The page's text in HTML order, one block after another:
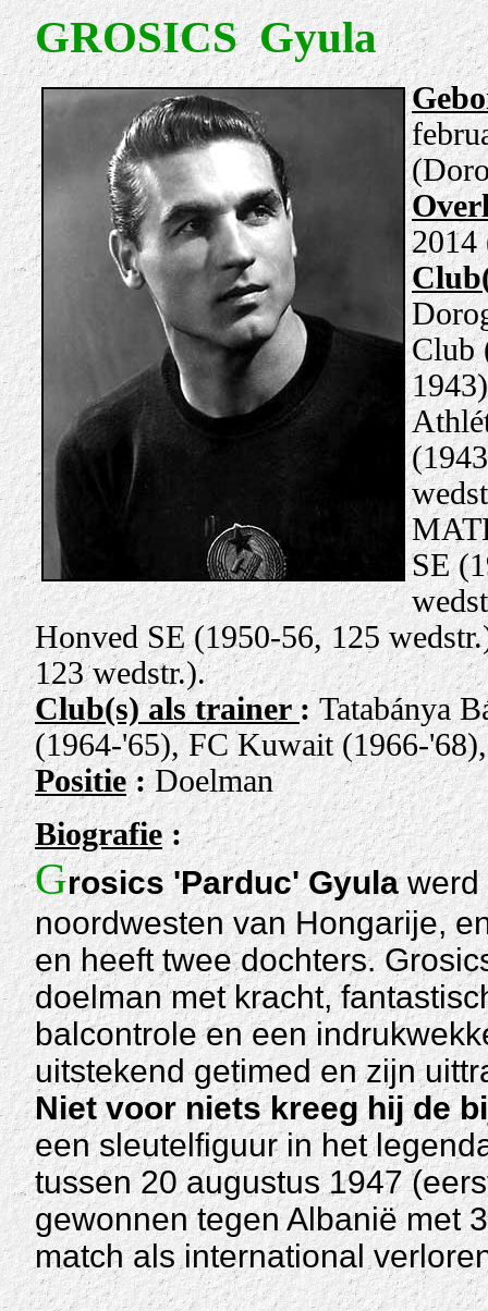
GROSICS Gyula
2014
Club
SE
Honved SE (1950-56, 125
123 wedstr.).
Club(s) als trainer:Tatabánya
(1964-'65), FC Kuwait (1966-
Positie:Doelman
Biografie:
Grosics 'Parduc' Gyulawerd
noordwesten van Hongarije,
en heeft twee dochters.
doelman met kracht,
balcontrole en een
uitstekend getimed en zijn
Niet voor niets kreeg hij de
een sleutelfiguur in het
tussen 20 augustus 1947
gewonnen tegen Albanië met
match als international